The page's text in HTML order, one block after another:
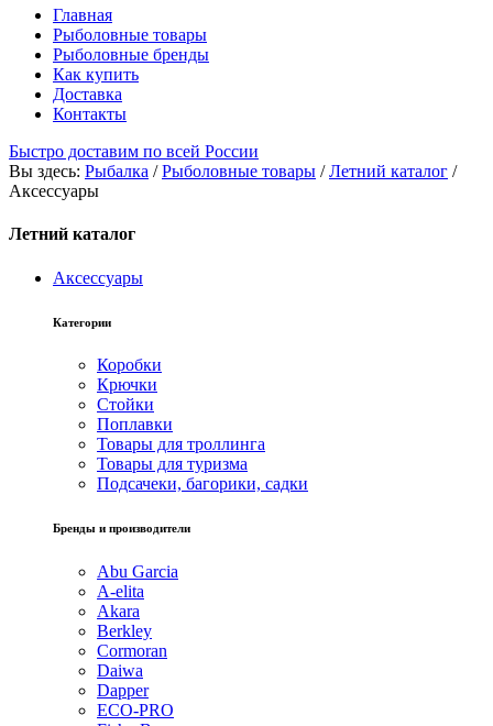
Главная
Рыболовные товары
Рыболовные бренды
Как купить
Доставка
Контакты
Быстро доставим по всей России
Вы здесь: Рыбалка /Рыболовные товары /Летний каталог /
Аксессуары
Летний каталог
Аксессуары
Категории
Коробки
Крючки
Стойки
Поплавки
Товары для троллинга
Товары для туризма
Подсачеки, багорики, садки
Бренды и производители
Abu Garcia
A-elita
Akara
Berkley
Cormoran
Daiwa
Dapper
ECO-PRO